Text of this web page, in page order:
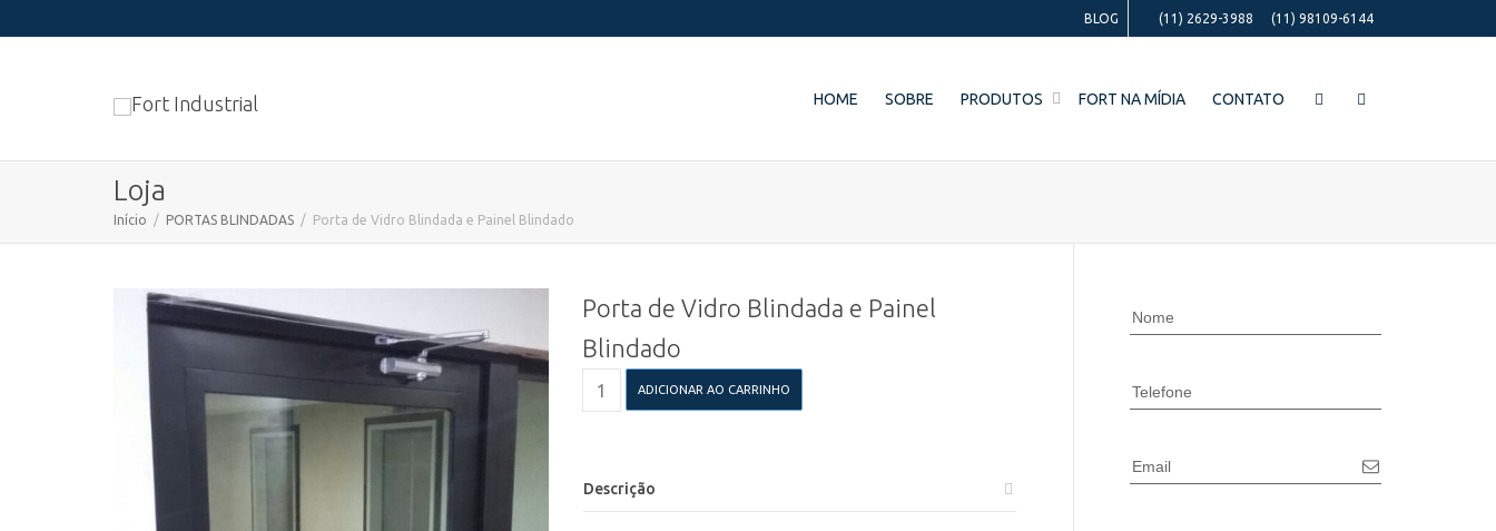
BLOG (11) 2629-3988 (11) 98109-6144
HOME SOBRE PRODUTOS FORT NA MÍDIA CONTATO
Loja
Início PORTAS BLINDADAS Porta de Vidro Blindada e Painel Blindado
Porta de Vidro Blindada e Painel
Blindado
Painel
Blindado
ADICIONAR AO CARRINHO
Descrição
Nome
Telefone
Email